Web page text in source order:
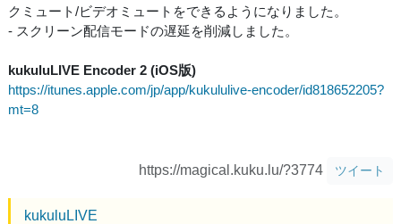
クミュート/ビデオミュートをできるようになりました。
- スクリーン配信モードの遅延を削減しました。
kukuluLIVE Encoder 2 (iOS版)
https://itunes.apple.com/jp/app/kukululive-encoder/id818652205?
mt=8
https://magical.kuku.lu/?3774 ツイート
kukuluLIVE